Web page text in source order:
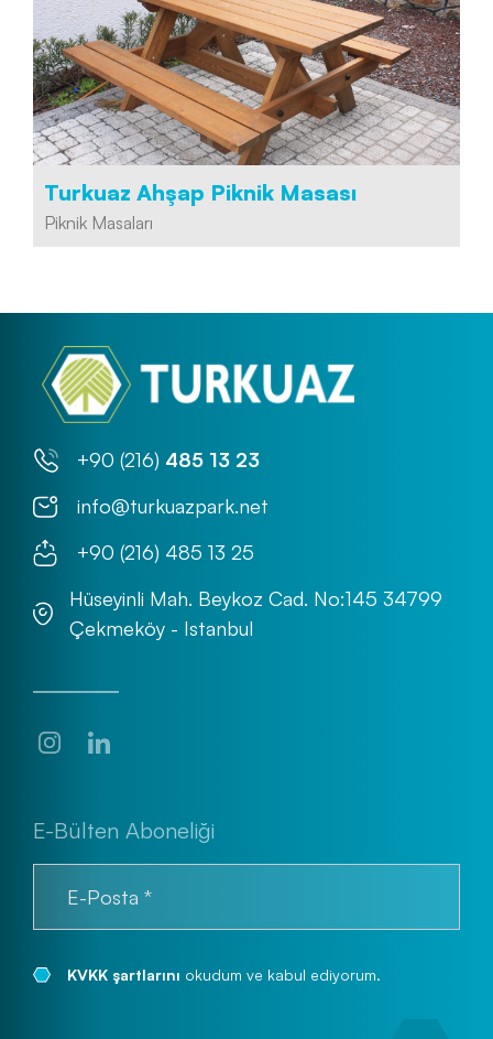
Turkuaz Ahşap Piknik Masası
Piknik Masaları
+90 (216) 485 13 23
info@turkuazpark.net
+90 (216) 485 13 25
Hüseyinli Mah. Beykoz Cad. No:145 34799
Çekmeköy - Istanbul
E-Bülten Aboneliği
KVKK şartlarını okudum ve kabul ediyorum.